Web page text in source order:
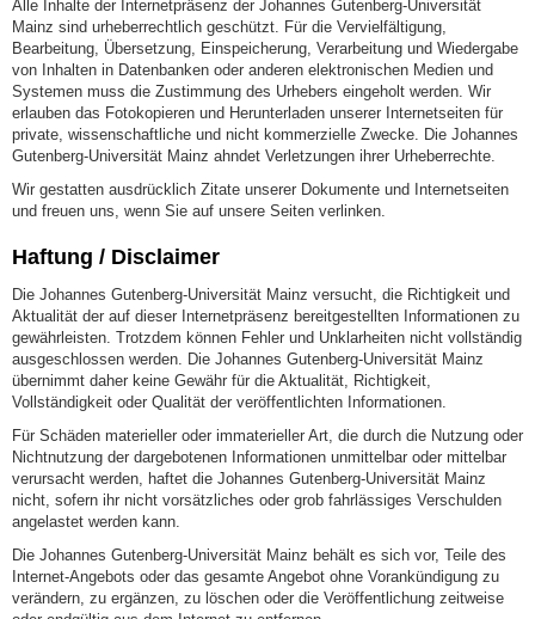
Alle Inhalte der Internetpräsenz der Johannes Gutenberg-Universität
Mainz sind urheberrechtlich geschützt. Für die Vervielfältigung,
Bearbeitung, Übersetzung, Einspeicherung, Verarbeitung und Wiedergabe
von Inhalten in Datenbanken oder anderen elektronischen Medien und
Systemen muss die Zustimmung des Urhebers eingeholt werden. Wir
erlauben das Fotokopieren und Herunterladen unserer Internetseiten für
private, wissenschaftliche und nicht kommerzielle Zwecke. Die Johannes
Gutenberg-Universität Mainz ahndet Verletzungen ihrer Urheberrechte.
Wir gestatten ausdrücklich Zitate unserer Dokumente und Internetseiten
und freuen uns, wenn Sie auf unsere Seiten verlinken.
Haftung / Disclaimer
Die Johannes Gutenberg-Universität Mainz versucht, die Richtigkeit und
Aktualität der auf dieser Internetpräsenz bereitgestellten Informationen zu
gewährleisten. Trotzdem können Fehler und Unklarheiten nicht vollständig
ausgeschlossen werden. Die Johannes Gutenberg-Universität Mainz
übernimmt daher keine Gewähr für die Aktualität, Richtigkeit,
Vollständigkeit oder Qualität der veröffentlichten Informationen.
Für Schäden materieller oder immaterieller Art, die durch die Nutzung oder
Nichtnutzung der dargebotenen Informationen unmittelbar oder mittelbar
verursacht werden, haftet die Johannes Gutenberg-Universität Mainz
nicht, sofern ihr nicht vorsätzliches oder grob fahrlässiges Verschulden
angelastet werden kann.
Die Johannes Gutenberg-Universität Mainz behält es sich vor, Teile des
Internet-Angebots oder das gesamte Angebot ohne Vorankündigung zu
verändern, zu ergänzen, zu löschen oder die Veröffentlichung zeitweise